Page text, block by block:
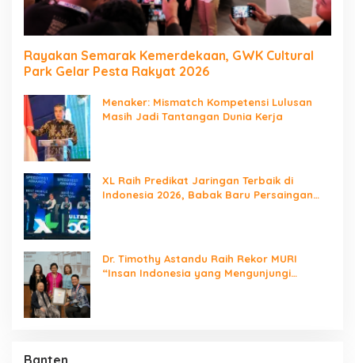
Rayakan Semarak Kemerdekaan, GWK Cultural
Park Gelar Pesta Rakyat 2026
Menaker: Mismatch Kompetensi Lulusan
Masih Jadi Tantangan Dunia Kerja
XL Raih Predikat Jaringan Terbaik di
Indonesia 2026, Babak Baru Persaingan
Dr. Timothy Astandu Raih Rekor MURI
“Insan Indonesia yang Mengunjungi
Banten